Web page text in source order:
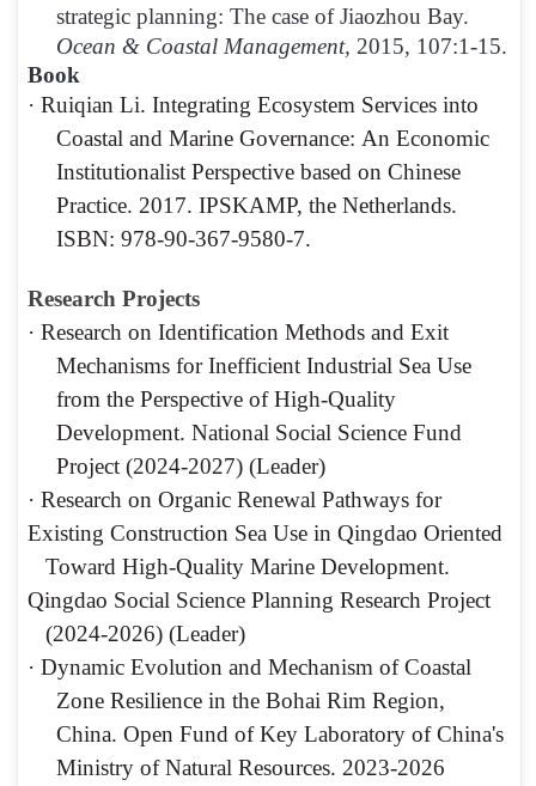
strategic planning: The case of Jiaozhou Bay.
Ocean & Coastal Management, 2015, 107:1-15.
Book
· Ruiqian Li. Integrating Ecosystem Services into
Coastal and Marine Governance: An Economic
Institutionalist Perspective based on Chinese
Practice. 2017. IPSKAMP, the Netherlands.
ISBN: 978-90-367-9580-7.
Research Projects
·Research on Identification Methods and Exit
Mechanisms for Inefficient Industrial Sea Use
from the Perspective of High‑Quality
Development. National Social Science Fund
Project (2024‑2027) (Leader)
·Research on Organic Renewal Pathways for
Existing Construction Sea Use in Qingdao Oriented
Toward High‑Quality Marine Development.
Qingdao Social Science Planning Research Project
(2024‑2026) (Leader)
·Dynamic Evolution and Mechanism of Coastal
Zone Resilience in the Bohai Rim Region,
China. Open Fund of Key Laboratory of China's
Ministry of Natural Resources. 2023-2026